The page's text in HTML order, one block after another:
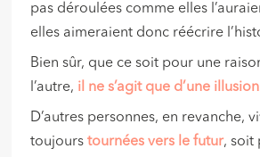
pas déroulées comme elles
elles aimeraient donc réécrire
Bien sûr, que ce soit pour une
l’autre, il ne s’agit que d’une illusion
D’autres personnes, en revanche,
toujourstournées vers le futur, soit